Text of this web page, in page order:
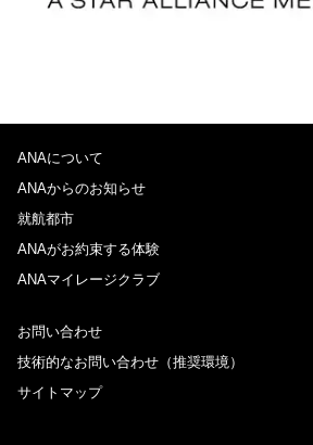
ANAについて
ANAからのお知らせ
就航都市
ANAがお約束する体験
ANAマイレージクラブ
お問い合わせ
技術的なお問い合わせ（推奨環境）
サイトマップ